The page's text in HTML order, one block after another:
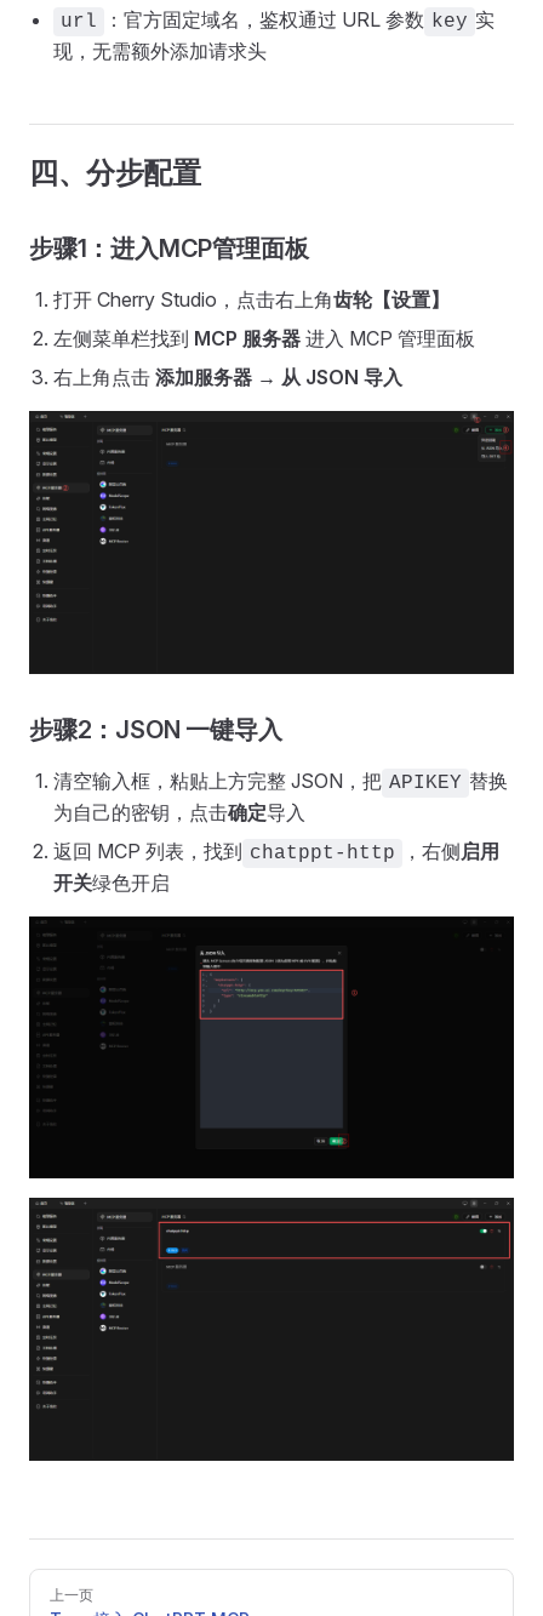
url ：官方固定域名，鉴权通过 URL 参数 key 实
现，无需额外添加请求头
四、分步配置
步骤1：进入MCP管理面板
打开 Cherry Studio，点击右上角齿轮【设置】
左侧菜单栏找到 MCP 服务器 进入 MCP 管理面板
右上角点击 添加服务器 → 从 JSON 导入
步骤2：JSON 一键导入
清空输入框，粘贴上方完整 JSON，把 APIKEY 替换
为自己的密钥，点击确定导入
返回 MCP 列表，找到 chatppt-http ，右侧启用
开关绿色开启
Pager上一页